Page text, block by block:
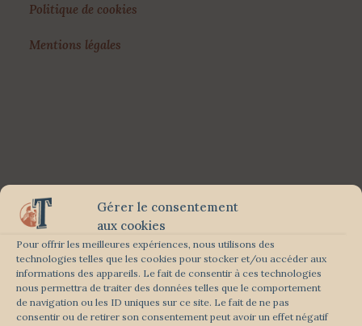
Gérer le consentement
aux cookies
Pour offrir les meilleures expériences, nous utilisons des
technologies telles que les cookies pour stocker et/ou accéder aux
informations des appareils. Le fait de consentir à ces technologies
nous permettra de traiter des données telles que le comportement
de navigation ou les ID uniques sur ce site. Le fait de ne pas
consentir ou de retirer son consentement peut avoir un effet négatif
Politique de cookies
Mentions légales